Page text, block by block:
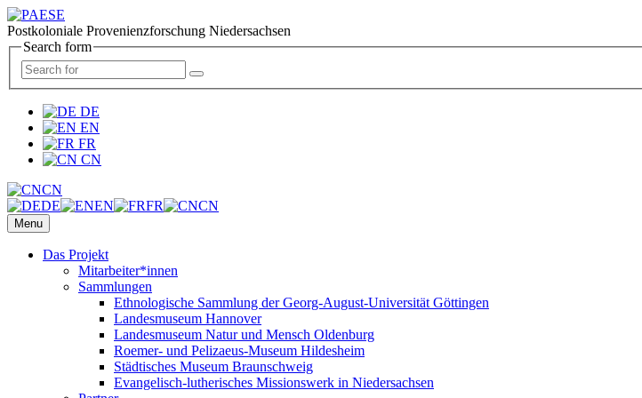
Postkoloniale Provenienzforschung Niedersachsen
Search form
DE
EN
FR
CN
CN
DE
EN FR CN
Menu
Das Projekt
Mitarbeiter*innen
Sammlungen
Ethnologische Sammlung der Georg-August-Universität Göttingen
Landesmuseum Hannover
Landesmuseum Natur und Mensch Oldenburg
Roemer- und Pelizaeus-Museum Hildesheim
Städtisches Museum Braunschweig
Evangelisch-lutherisches Missionswerk in Niedersachsen